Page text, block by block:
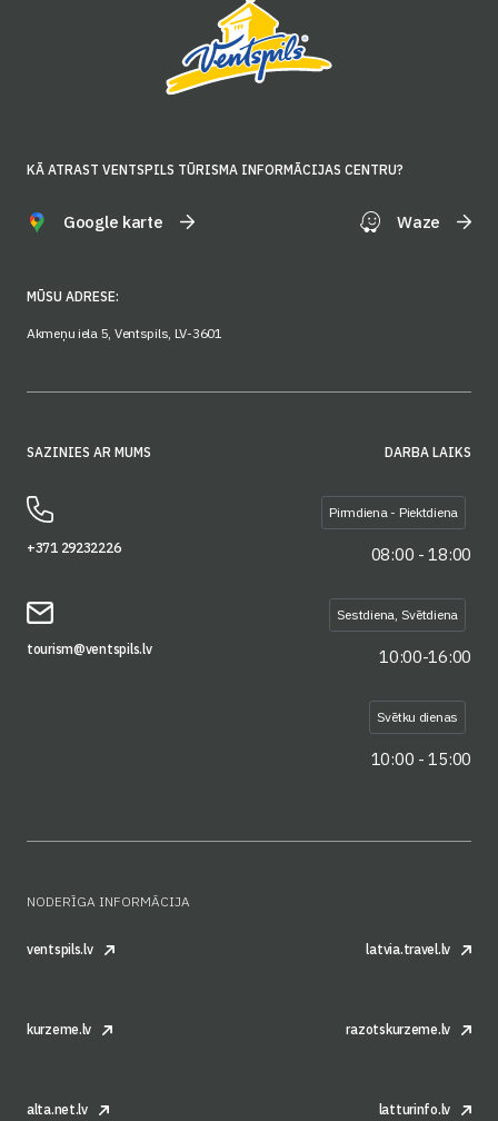
KĀ ATRAST VENTSPILS TŪRISMA INFORMĀCIJAS CENTRU?
Google karte Waze
MŪSU ADRESE:
Akmeņu iela 5, Ventspils, LV-3601
SAZINIES AR MUMS
+371 29232226
tourism@ventspils.lv
DARBA LAIKS
Pirmdiena - Piektdiena
08:00 - 18:00
Sestdiena, Svētdiena
10:00-16:00
Svētku dienas
10:00 - 15:00
NODERĪGA INFORMĀCIJA
ventspils.lv latvia.travel.lv
kurzeme.lv razotskurzeme.lv
alta.net.lv latturinfo.lv